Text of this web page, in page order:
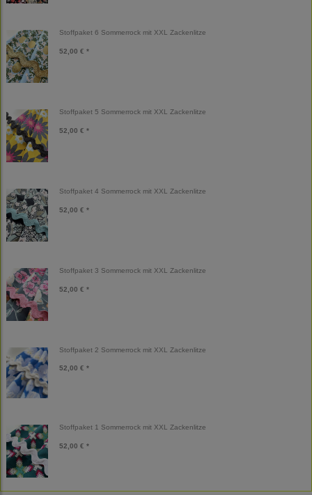
Stoffpaket 6 Sommerrock mit XXL Zackenlitze
52,00 € *
Stoffpaket 5 Sommerrock mit XXL Zackenlitze
52,00 € *
Stoffpaket 4 Sommerrock mit XXL Zackenlitze
52,00 € *
Stoffpaket 3 Sommerrock mit XXL Zackenlitze
52,00 € *
Stoffpaket 2 Sommerrock mit XXL Zackenlitze
52,00 € *
Stoffpaket 1 Sommerrock mit XXL Zackenlitze
52,00 € *